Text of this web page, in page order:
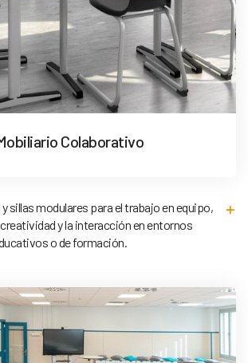
Colaborativo
sillas modulares para el trabajo en equipo,
y la interacción en entornos
o de formación.